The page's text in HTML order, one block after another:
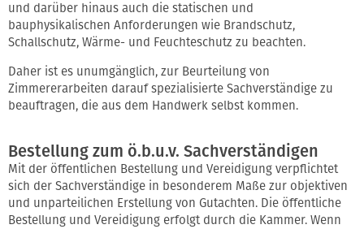
und darüber hinaus auch die statischen und
bauphysikalischen Anforderungen wie Brandschutz,
Schallschutz, Wärme- und Feuchteschutz zu beachten.
Daher ist es unumgänglich, zur Beurteilung von
Zimmererarbeiten darauf spezialisierte Sachverständige zu
beauftragen, die aus dem Handwerk selbst kommen.
Bestellung zum ö.b.u.v. Sachverständigen
Mit der öffentlichen Bestellung und Vereidigung verpflichtet
sich der Sachverständige in besonderem Maße zur objektiven
und unparteilichen Erstellung von Gutachten. Die öffentliche
Bestellung und Vereidigung erfolgt durch die Kammer. Wenn